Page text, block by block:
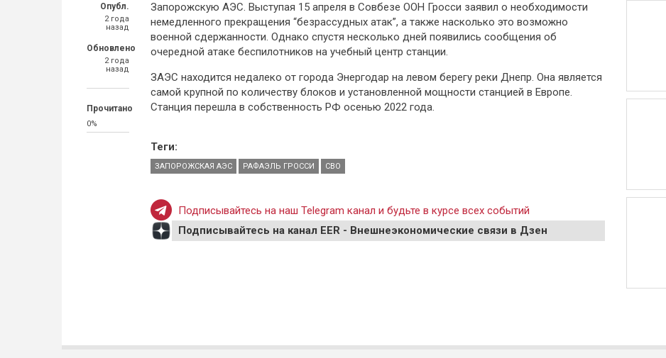
Опубл.
2 года
назад
Обновлено
2 года
назад
Прочитано
0%
Запорожскую АЭС. Выступая 15 апреля в Совбезе ООН Гросси заявил о необходимости
немедленного прекращения “безрассудных атак”, а также насколько это возможно
военной сдержанности. Однако спустя несколько дней появились сообщения об
очередной атаке беспилотников на учебный центр станции.
ЗАЭС находится недалеко от города Энергодар на левом берегу реки Днепр. Она является
самой крупной по количеству блоков и установленной мощности станцией в Европе.
Станция перешла в собственность РФ осенью 2022 года.
Теги:
ЗАПОРОЖСКАЯ АЭС РАФАЭЛЬ ГРОССИ СВО
Подписывайтесь на наш Telegram канал и будьте в курсе всех событий
Подписывайтесь на канал EER - Внешнеэкономические связи в Дзен